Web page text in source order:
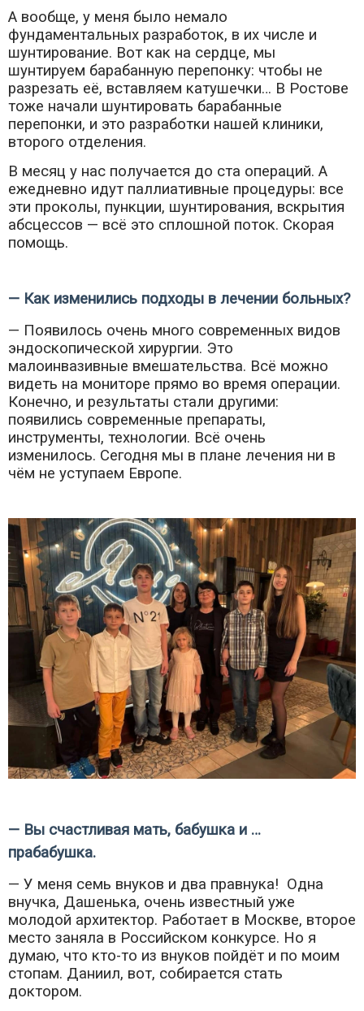
А вообще, у меня было немало
фундаментальных разработок, в их числе и
шунтирование. Вот как на сердце, мы
шунтируем барабанную перепонку: чтобы не
разрезать её, вставляем катушечки… В Ростове
тоже начали шунтировать барабанные
перепонки, и это разработки нашей клиники,
второго отделения.
В месяц у нас получается до ста операций. А
ежедневно идут паллиативные процедуры: все
эти проколы, пункции, шунтирования, вскрытия
абсцессов — всё это сплошной поток. Скорая
помощь.
— Как изменились подходы в лечении больных?
— Появилось очень много современных видов
эндоскопической хирургии. Это
малоинвазивные вмешательства. Всё можно
видеть на мониторе прямо во время операции.
Конечно, и результаты стали другими:
появились современные препараты,
инструменты, технологии. Всё очень
изменилось. Сегодня мы в плане лечения ни в
чём не уступаем Европе.
— Вы счастливая мать, бабушка и …
прабабушка.
— У меня семь внуков и два правнука! Одна
внучка, Дашенька, очень известный уже
молодой архитектор. Работает в Москве, второе
место заняла в Российском конкурсе. Но я
думаю, что кто-то из внуков пойдёт и по моим
стопам. Даниил, вот, собирается стать
доктором.